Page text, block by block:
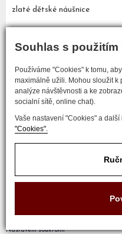
Souhlas s
Používáme "Cookies" k tomu,
maximálně užili. Mohou sloužit
analýze návštěvnosti a ke
socialní sítě, online chat).
Vaše nastavení "Cookies" a
"Cookies".
zlaté dětské náušnice
Mám zájem o tento
COPYRIGHT ©
Nastavení soukromí